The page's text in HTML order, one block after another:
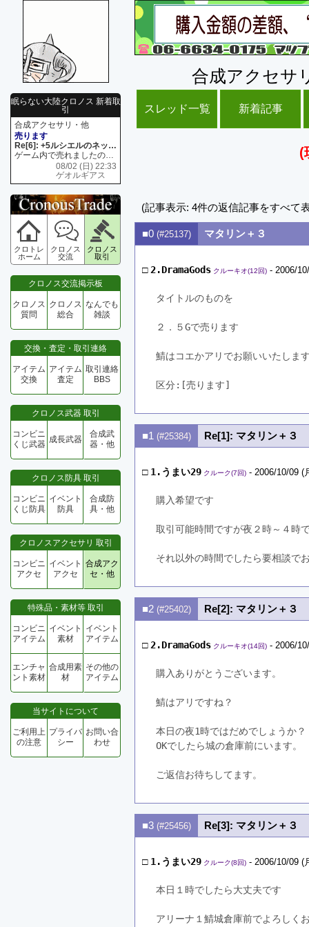
眠らない大陸クロノス 新着取
引
合成アクセサリ・他
売ります
Re[6]: +5ルシエルのネックレス
ゲーム内で売れましたので 在庫がネク1 リング4 となります リングのお値段は80G といたします
08/02 (日) 22:33
ゲオルギアス
クロトレ
ホーム
クロノス
交流
クロノス
取引
クロノス交流掲示板
クロノス
質問
クロノス
総合
なんでも
雑談
交換・査定・取引連絡
アイテム
交換
アイテム
査定
取引連絡
BBS
クロノス武器 取引
コンビニ
くじ武器 成長武器
合成武
器・他
クロノス防具 取引
コンビニ
くじ防具
イベント
防具
合成防
具・他
クロノスアクセサリ 取引
コンビニ
アクセ
イベント
アクセ
合成アク
セ・他
特殊品・素材等 取引
コンビニ
アイテム
イベント
素材
イベント
アイテム
エンチャ
ント素材
合成用素
材
その他の
アイテム
当サイトについて
ご利用上
の注意
プライバ
シー
お問い合
わせ
合成アクセサ
スレッド一覧 新着記事
(
(記事表示: 4件の返信記事をすべて
■0 (#25137) マタリン＋３
□ 2.DramaGods クルーキオ(12回) - 2006/
タイトルのものを
２．５Gで売ります
鯖はコエかアリでお願いいたしま
区分:[売ります]
■1 (#25384) Re[1]: マタリン＋３
□ 1.うまい29 クルーク(7回) - 2006/10/09 (
購入希望です
取引可能時間ですが夜２時～４時
それ以外の時間でしたら要相談で
■2 (#25402) Re[2]: マタリン＋３
□ 2.DramaGods クルーキオ(14回) - 2006/
購入ありがとうございます。
鯖はアリですね？
本日の夜1時ではだめでしょうか？
OKでしたら城の倉庫前にいます。
ご返信お待ちしてます。
■3 (#25456) Re[3]: マタリン＋３
□ 1.うまい29 クルーク(8回) - 2006/10/09 (
本日１時でしたら大丈夫です
アリーナ１鯖城倉庫前でよろしく